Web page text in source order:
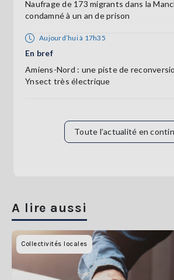
Naufrage de 173 migrants dans la
condamné à un an de prison
Aujourd’hui à 17h35
En bref
Amiens-Nord : une piste de
Ynsect très électrique
Toute l’actualité en
A lire aussi
Collectivités locales